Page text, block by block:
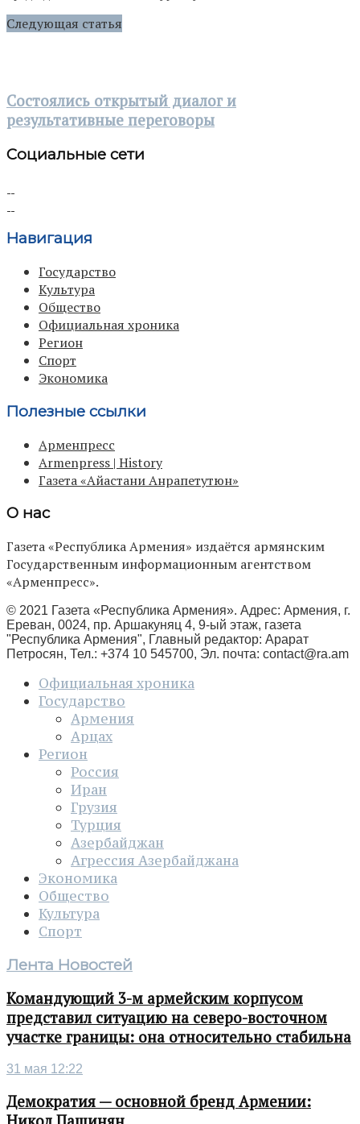
Следующая статья
Состоялись открытый диалог и
результативные переговоры
Социальные сети
Навигация
Государство
Культура
Общество
Официальная хроника
Регион
Спорт
Экономика
Полезные ссылки
Арменпресс
Armenpress | History
Газета «Айастани Анрапетутюн»
О нас
Газета «Республика Армения» издаётся армянским
Государственным информационным агентством
«Арменпресс».
© 2021 Газета «Республика Армения». Адрес: Армения, г.
Ереван, 0024, пр. Аршакуняц 4, 9-ый этаж, газета
"Республика Армения", Главный редактор: Арарат
Петросян, Тел.: +374 10 545700, Эл. почта: contact@ra.am
Официальная хроника
Государство
Армения
Арцах
Регион
Россия
Иран
Грузия
Турция
Азербайджан
Агрессия Азербайджана
Экономика
Общество
Культура
Спорт
Лента Новостей
Командующий 3-м армейским корпусом
представил ситуацию на северо-восточном
участке границы: она относительно стабильна
31 мая 12:22
Демократия — основной бренд Армении: